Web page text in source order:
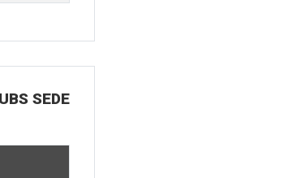
SEDE